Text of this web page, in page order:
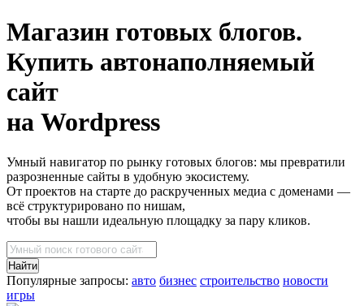
Магазин готовых блогов.
Купить автонаполняемый
сайт
на Wordpress
Умный навигатор по рынку готовых блогов: мы превратили
разрозненные сайты в удобную экосистему.
От проектов на старте до раскрученных медиа с доменами —
всё структурировано по нишам,
чтобы вы нашли идеальную площадку за пару кликов.
Поиск
товаров
Найти
Популярные запросы: авто бизнес строительство новости
игры